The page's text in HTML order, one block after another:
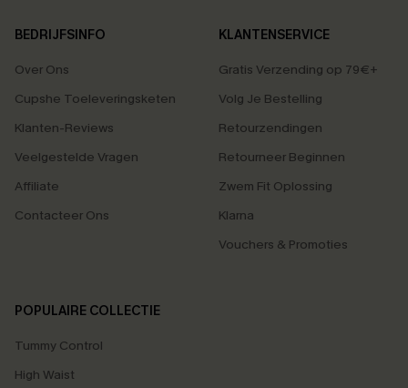
BEDRIJFSINFO
Over Ons
Cupshe Toeleveringsketen
Klanten-Reviews
Veelgestelde Vragen
Affiliate
Contacteer Ons
KLANTENSERVICE
Gratis Verzending op 79€+
Volg Je Bestelling
Retourzendingen
Retourneer Beginnen
Zwem Fit Oplossing
Klarna
Vouchers & Promoties
POPULAIRE COLLECTIE
Tummy Control
High Waist